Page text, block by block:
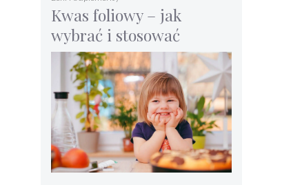
Kwas foliowy – jak
wybrać i stosować
witaminę B9